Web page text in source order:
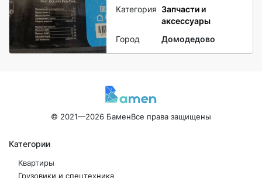
Категория Запчасти и
аксессуары
Город
Домодедово
© 2021—2026 БаменВсе права защищены
Категории
Квартиры
Грузовики и спецтехника